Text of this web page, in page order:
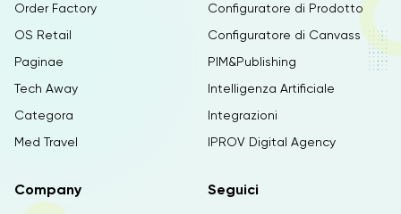
Order Factory
OS Retail
Paginae
Tech Away
Categora
Med Travel
Configuratore di Prodotto
Configuratore di Canvass
PIM&Publishing
Intelligenza Artificiale
Integrazioni
IPROV Digital Agency
Company Seguici